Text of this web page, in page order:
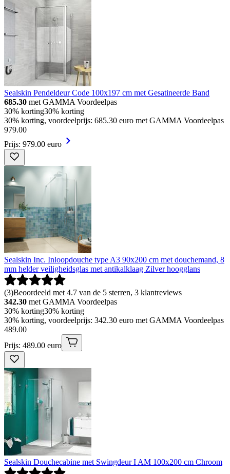
Sealskin Pendeldeur Code 100x197 cm met Gesatineerde Band
685.30 met GAMMA Voordeelpas
30% korting30% korting
30% korting, voordeelprijs: 685.30 euro met GAMMA Voordeelpas
979.00
Prijs: 979.00 euro
Sealskin Inc. Inloopdouche type A3 90x200 cm met douchemand, 8
mm helder veiligheidsglas met antikalklaag Zilver hoogglans
(3)Beoordeeld met 4.7 van de 5 sterren, 3 klantreviews
342.30 met GAMMA Voordeelpas
30% korting30% korting
30% korting, voordeelprijs: 342.30 euro met GAMMA Voordeelpas
489.00
Prijs: 489.00 euro
Sealskin Douchecabine met Swingdeur I AM 100x200 cm Chroom